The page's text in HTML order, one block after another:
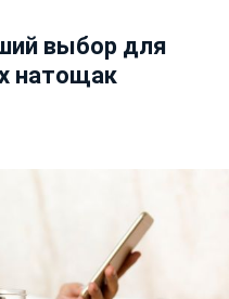
выбор для
натощак